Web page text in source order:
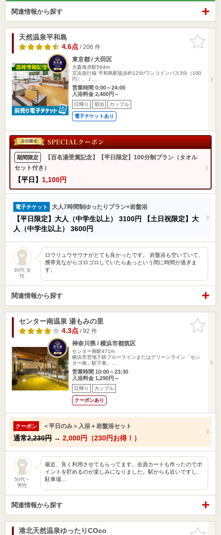
関連情報から探す
お気に入
りに追加
天然温泉平和島
4.6点/ 206 件
東京都 / 大田区
大森海岸駅584m
京浜急行線 平和島駅徒歩約12分/ワンコインバス3分（100
円）、Ｊ…
営業時間 0:00～24:00
入浴料金 2,400円～
日帰り 宿泊 カップル
電子チケットあり
期間限定
【百名湯受賞記念】【平日限定】100分制プラン（タオル
セット付き）
【平日】 1,100円
電子チケット 大人7時間制ゆったりプラン+岩盤浴
【平日限定】大人（中学生以上） 3100円
【土日祝限定】大
人（中学生以上） 3600円
30代 女
性
ロウリュウサウナがとても良かったです。 岩盤浴も空いていて、
携帯見ながらゴロゴロしていたらあっという間に時間が過ぎま
す。
関連情報から探す
お気に入
りに追加
センター南温泉 湯もみの里
4.3点/ 92 件
神奈川県 / 横浜市都筑区
センター南駅471m
横浜市営地下鉄ブルーラインまたはグリーンライン「セン
ター南」駅下車。…
営業時間 10:00～23:30
入浴料金 1,290円～
日帰り カップル
クーポンあり
クーポン ＜平日のみ＞入浴＋岩盤浴セット
通常2,230円 → 2,000円（230円お得！）
50代～
男性
最近、良く利用させてもらってます。会員カードも作ったのでポ
イントを貯めるのが楽しみになりました。駅からも近いですし、
駐車場…
関連情報から探す
お気に入
港北天然温泉ゆったりCOco